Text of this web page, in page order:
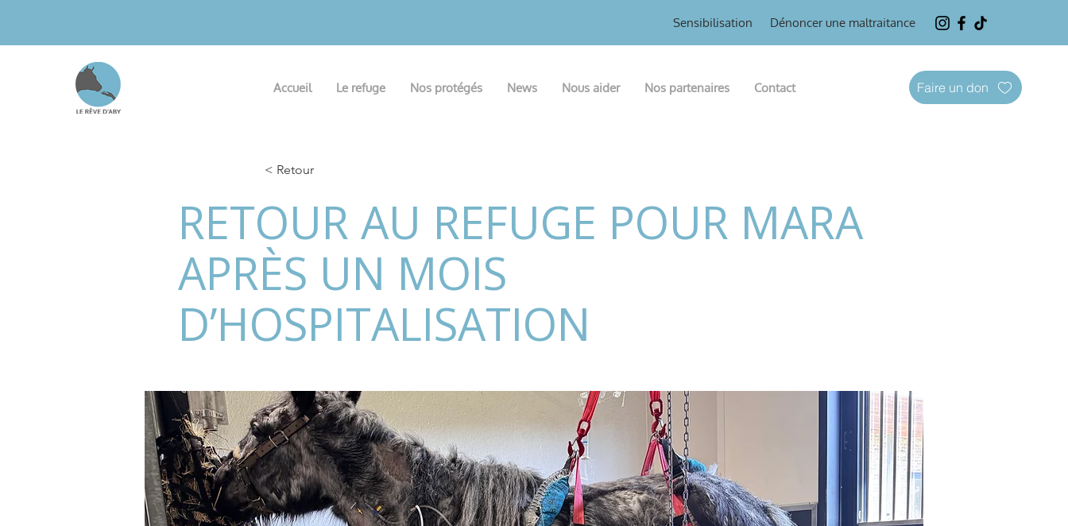
Sensibilisation Dénoncer une maltraitance
Accueil Le refuge Nos protégés News Nous aider Nos partenaires Contact Faire un don
< Retour
RETOUR AU REFUGE POUR MARA
APRÈS UN MOIS
D’HOSPITALISATION